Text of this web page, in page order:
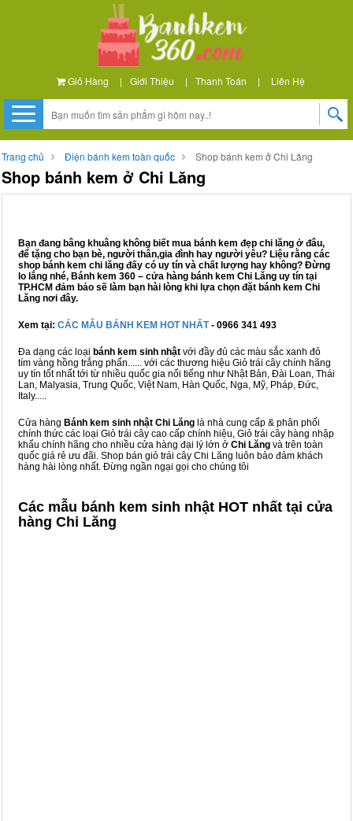
Giỏ Hàng | Giới Thiệu | Thanh Toán | Liên Hệ
Trang chủ Điện bánh kem toàn quốc Shop bánh kem ở Chi Lăng
Shop bánh kem ở Chi Lăng
Bạn đang bâng khuâng không biết mua bánh kem đẹp chi lăng ở đâu,
để tặng cho bạn bè, người thân,gia đình hay người yêu? Liệu rằng các
shop bánh kem chi lăng đấy có uy tín và chất lượng hay không? Đừng
lo lắng nhé, Bánh kem 360 – cửa hàng bánh kem Chi Lăng uy tín tại
TP.HCM đảm bảo sẽ làm bạn hài lòng khi lựa chọn đặt bánh kem Chi
Lăng nơi đây.
Xem tại: CÁC MẪU BÁNH KEM HOT NHẤT- 0966 341 493
Đa dạng các loại bánh kem sinh nhật với đầy đủ các màu sắc xanh đỏ
tím vàng hồng trắng phấn...... với các thương hiệu Giỏ trái cây chính hãng
uy tín tốt nhất tới từ nhiều quốc gia nổi tiếng như Nhật Bản, Đài Loan, Thái
Lan, Malyasia, Trung Quốc, Việt Nam, Hàn Quốc, Nga, Mỹ, Pháp, Đức,
Italy.....
Cửa hàng Bánh kem sinh nhật Chi Lăng là nhà cung cấp & phân phối
chính thức các loại Giỏ trái cây cao cấp chính hiệu, Giỏ trái cây hàng nhập
khẩu chính hãng cho nhiều cửa hàng đại lý lớn ở Chi Lăng và trên toàn
quốc giá rẻ ưu đãi. Shop bán giỏ trái cây Chi Lăng luôn bảo đảm khách
hàng hài lòng nhất. Đừng ngần ngại gọi cho chúng tôi
Các mẫu bánh kem sinh nhật HOT nhất tại cửa
hàng Chi Lăng